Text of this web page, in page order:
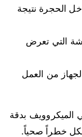
الحجرة نتيجة
التي تعرض
من العمل
بدقة
خطراً صحياً.